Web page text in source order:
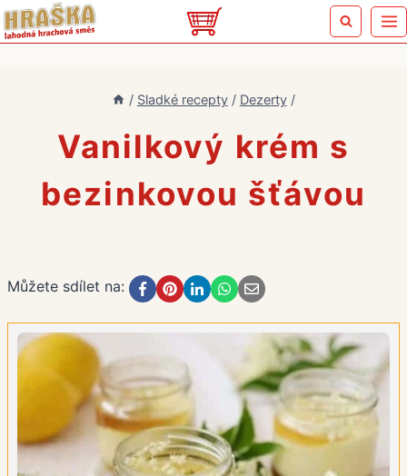
Přeskočit
na
/ Sladké recepty / Dezerty /
Vanilkový krém s
bezinkovou šťávou
Můžete sdílet na: